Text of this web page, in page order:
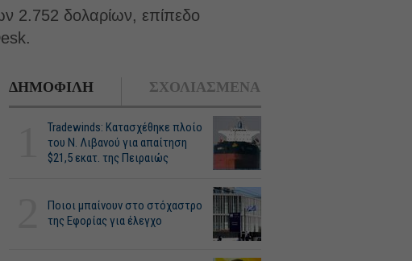
2.752 δολαρίων, επίπεδο
ΔΗΜΟΦΙΛΗ ΣΧΟΛΙΑΣΜΕΝΑ
Tradewinds: Κατασχέθηκε πλοίο
του Ν. Λιβανού για απαίτηση
$21,5 εκατ. της Πειραιώς
Ποιοι μπαίνουν στο στόχαστρο
της Εφορίας για έλεγχο